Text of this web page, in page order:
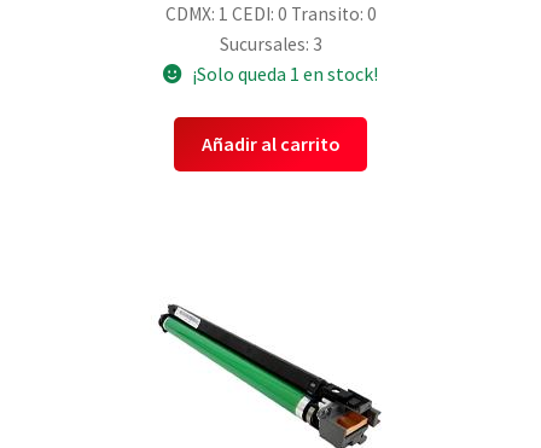
CDMX: 1 CEDI: 0 Transito: 0
Sucursales: 3
¡Solo queda 1 en stock!
Añadir al carrito